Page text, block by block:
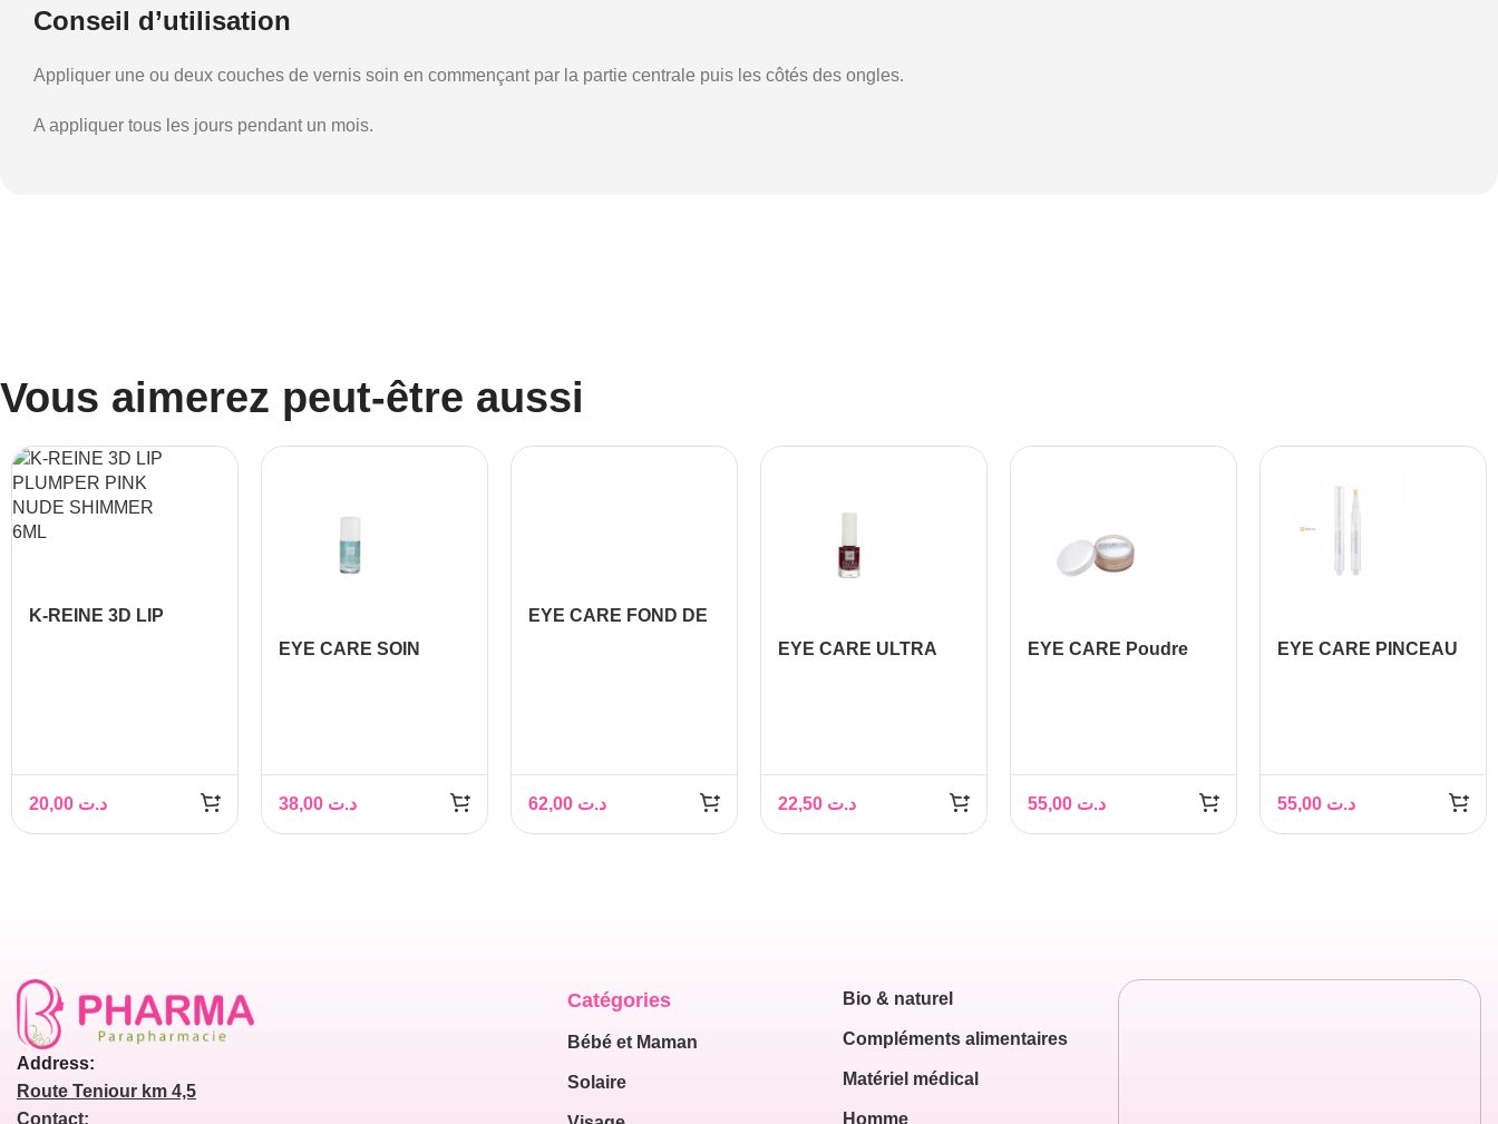
Conseil d’utilisation
Appliquer une ou deux couches de vernis soin en commençant par la partie centrale puis les côtés des ongles.
A appliquer tous les jours pendant un mois.
Vous aimerez peut-être aussi
K-REINE 3D LIP
د.ت
EYE CARE SOIN
د.ت
EYE CARE FOND DE
د.ت
EYE CARE ULTRA
د.ت
EYE CARE Poudre
د.ت
EYE CARE PINCEAU
د.ت
Address:
Route Teniour km 4,5
Contact:
Catégories
Bébé et Maman
Solaire
Bio & naturel
Compléments alimentaires
Matériel médical
Homme